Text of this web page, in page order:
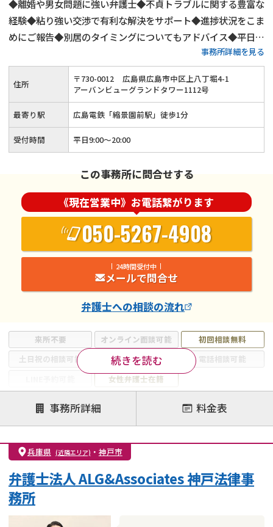
◆離婚や男女問題に強い弁護士◆不貞トラブルに関する豊富な
経験◆粘り強い交渉で有利な解決をサポート◆進捗状況をこま
めにご報告◆別居のタイミングについてもアドバイス◆平日9
時～20時まで相談受付◆夜間・土日祝も対応可能◆初回相談
無料◆広島電鉄「縮景園前駅」徒歩1分
事務所詳細を見る
来所不要 オンライン面談可能
初回相談無料
土日祝の相談可能
19時以降電話可能
電話相談可能
女性弁護士在籍
注力案件
離婚前相談
離婚調停
離婚裁判
親権・面会交流権
DV
モラハラ
不貞・不倫慰謝料請求
国際離婚
財産分与
内縁の夫婦 熟年離婚
続きを読む
住所 〒730-0012
広島県広島市中区上八丁堀4-1
アーバンビューグランドタワー1112号
最寄り駅 広島電鉄「縮景園前駅」徒歩1分
受付時間 平日9:00～20:00
この事務所に問合せする
《現在営業中》お電話繋がります
050-5267-4908
24時間受付中
メールで問合せ
弁護士への相談の流れ
事務所詳細 料金表
兵庫県 (近隣エリア) ・ 神戸市
弁護士法人 ALG&Associates 神戸法律事
務所